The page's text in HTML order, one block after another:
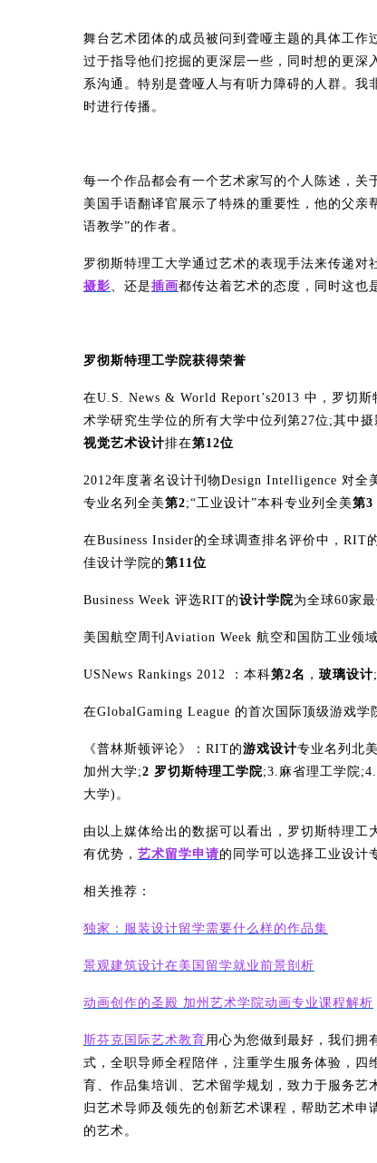
舞台艺术团体的成员被问到聋哑主题的具体工作
过于指导他们挖掘的更深层一些，同时想的更深
系沟通。特别是聋哑人与有听力障碍的人群。我
时进行传播。
每一个作品都会有一个艺术家写的个人陈述，关
美国手语翻译官展示了特殊的重要性，他的父
语教学”的作者。
罗彻斯特理工大学通过艺术的表现手法来传递对
摄影、还是插画都传达着艺术的态度，同时这也
罗彻 斯特理工学院获得荣誉
在U.S. News & World Report’s2013 中，罗切
术学研究生学位的所有大学中位列第27位;其中摄
视觉艺术设计排在第12位
2012年度著名设计刊物Design Intelligence 对全
专业名列全美第2;“工业设计”本科专业列全美第3
在Business Insider的全球调查排名评价中，RIT
佳设计学院的第11位
Business Week 评选RIT的设计学院为全球60家
美国航空周刊Aviation Week 航空和国防工业领
USNews Rankings 2012 ：本科第2名 ， 玻璃设计
在GlobalGaming League 的首次国际顶级游戏学
《普林斯顿评论》：RIT的游戏设计专业名列北
加州大学;2 罗切斯特理工学院;3.麻省理工学院
大学)。
由以上媒体给出的数据可以看出，罗切斯特理工
有优势， 艺术留学申请的同学可以选择工业设计
相关推荐：
独家：服装设计留学需要什么样的作品集
景观建筑设计在美国留学就业前景剖析
动画创作的圣殿 加州艺术学院动画专业课程解析
斯芬克国际艺术教育 用心为您做到最好，我们拥
式，全职导师全程陪伴，注重学生服务体验，四
育、作品集培训、艺术留学规划，致力于服务
归艺术导师及领先的创新艺术课程，帮助艺术
的艺术。